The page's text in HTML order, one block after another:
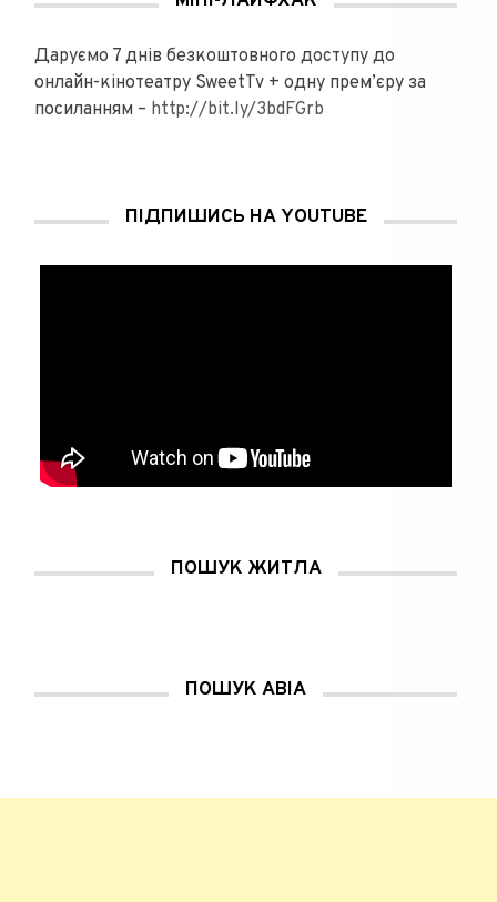
Даруємо 7 днів безкоштовного доступу до
онлайн-кінотеатру SweetTv + одну прем’єру за
посиланням – http://bit.ly/3bdFGrb
ПІДПИШИСЬ НА YOUTUBE
ПОШУК ЖИТЛА
ПОШУК АВІА